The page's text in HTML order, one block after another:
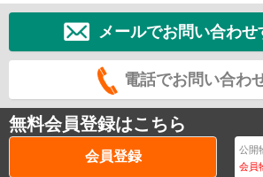
メールでお問い合わせ
電話でお問い合わ
無料会員登録はこちら
会員登録 公開
会員